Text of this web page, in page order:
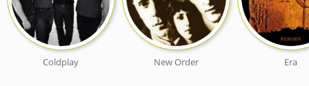
Coldplay New Order Era